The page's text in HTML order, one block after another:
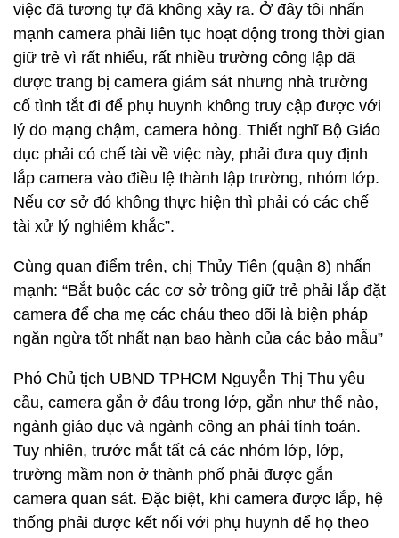
việc đã tương tự đã không xảy ra. Ở đây tôi nhấn
mạnh camera phải liên tục hoạt động trong thời gian
giữ trẻ vì rất nhiểu, rất nhiều trường công lập đã
được trang bị camera giám sát nhưng nhà trường
cố tình tắt đi để phụ huynh không truy cập được với
lý do mạng chậm, camera hỏng. Thiết nghĩ Bộ Giáo
dục phải có chế tài về việc này, phải đưa quy định
lắp camera vào điều lệ thành lập trường, nhóm lớp.
Nếu cơ sở đó không thực hiện thì phải có các chế
tài xử lý nghiêm khắc”.
Cùng quan điểm trên, chị Thủy Tiên (quận 8) nhấn
mạnh: “Bắt buộc các cơ sở trông giữ trẻ phải lắp đặt
camera để cha mẹ các cháu theo dõi là biện pháp
ngăn ngừa tốt nhất nạn bao hành của các bảo mẫu”
Phó Chủ tịch UBND TPHCM Nguyễn Thị Thu yêu
cầu, camera gắn ở đâu trong lớp, gắn như thế nào,
ngành giáo dục và ngành công an phải tính toán.
Tuy nhiên, trước mắt tất cả các nhóm lớp, lớp,
trường mầm non ở thành phố phải được gắn
camera quan sát. Đặc biệt, khi camera được lắp, hệ
thống phải được kết nối với phụ huynh để họ theo